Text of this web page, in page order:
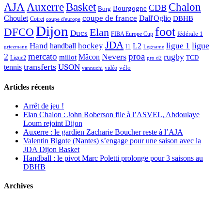
AJAAuxerreBasket Borg Bourgogne CDB Chalon
Choulet Cotret coupe d'europe coupe de france Dall'Oglio DBHB
DFCODijon Ducs Elan FIBA Europe Cup foot fédérale 1
griezmann Hand handball hockey JDA l1 L2 Legname ligue 1 ligue
2 Ligue2 mercato millot Mâcon Nevers proa pro d2 rugby TCD
tennis transferts USON vannuchi vidéo vélo
Articles récents
Arrêt de jeu !
Elan Chalon : John Roberson file à l’ASVEL, Abdoulaye
Loum rejoint Dijon
Auxerre : le gardien Zacharie Boucher reste à l’AJA
Valentin Bigote (Nantes) s’engage pour une saison avec la
JDA Dijon Basket
Handball : le pivot Marc Poletti prolonge pour 3 saisons au
DBHB
Archives